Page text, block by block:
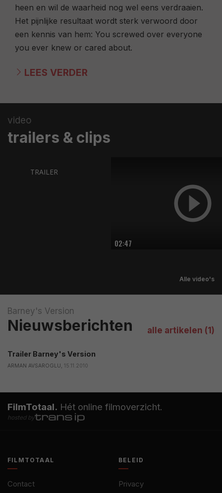
heen en wil de waarheid nog wel eens verdraaien.
Het pijnlijke resultaat wordt sterk verwoord door
een kennis van hem: You screwed over everyone
you ever knew or cared about.
LEES VERDER
video
trailers & clips
02:47
TRAILER
Alle video's
alle artikelen (1)
Barney's Version
Nieuwsberichten
Trailer Barney's Version
ARMAN AVSAROGLU, 15.11.2010
FilmTotaal. Hét online filmoverzicht.
hosted by
FILMTOTAAL
Contact
BELEID
Privacy